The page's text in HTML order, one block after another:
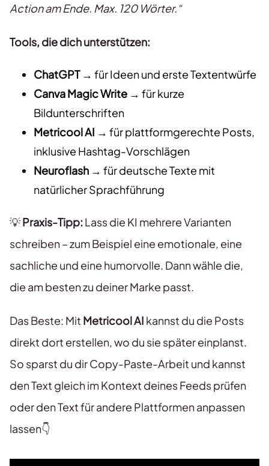
Action am Ende. Max. 120 Wörter.“
Tools, die dich unterstützen:
ChatGPT→ für Ideen und erste Textentwürfe
Canva Magic Write → für kurze
Bildunterschriften
Metricool AI → für plattformgerechte Posts,
inklusive Hashtag-Vorschlägen
Neuroflash → für deutsche Texte mit
natürlicher Sprachführung
💡Praxis-Tipp: Lass die KI mehrere Varianten
schreiben – zum Beispiel eine emotionale, eine
sachliche und eine humorvolle. Dann wähle die,
die am besten zu deiner Marke passt.
Das Beste: Mit Metricool AI kannst du die Posts
direkt dort erstellen, wo du sie später einplanst.
So sparst du dir Copy-Paste-Arbeit und kannst
den Text gleich im Kontext deines Feeds prüfen
oder den Text für andere Plattformen anpassen
lassen👇